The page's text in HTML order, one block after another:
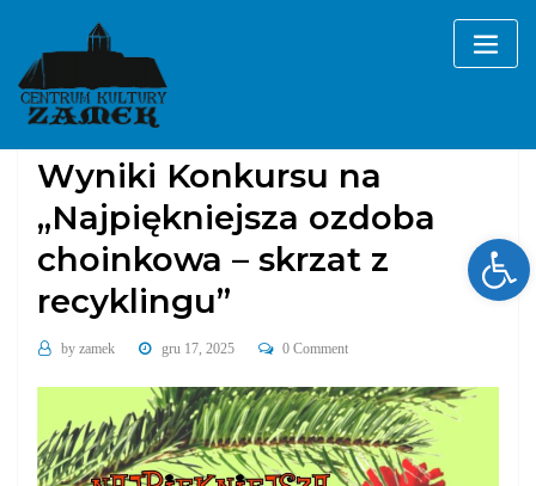
content
Bez kategorii
Wyniki Konkursu na
„Najpiękniejsza ozdoba
choinkowa – skrzat z
recyklingu”
by zamek gru 17, 2025 0 Comment